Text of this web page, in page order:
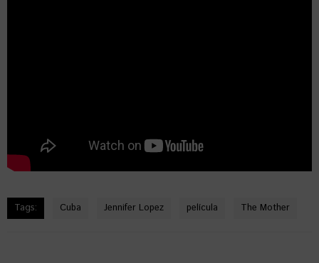
Tags: Cuba Jennifer Lopez película The Mother